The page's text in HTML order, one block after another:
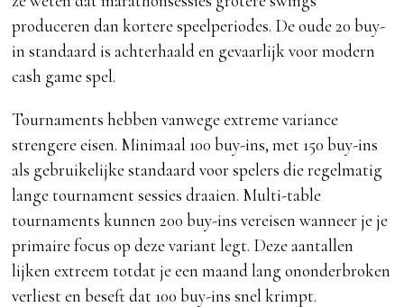
produceren dan kortere speelperiodes. De oude 20 buy-
in standaard is achterhaald en gevaarlijk voor modern
cash game spel.
Tournaments hebben vanwege extreme variance
strengere eisen. Minimaal 100 buy-ins, met 150 buy-ins
als gebruikelijke standaard voor spelers die regelmatig
lange tournament sessies draaien. Multi-table
tournaments kunnen 200 buy-ins vereisen wanneer je je
primaire focus op deze variant legt. Deze aantallen
lijken extreem totdat je een maand lang ononderbroken
verliest en beseft dat 100 buy-ins snel krimpt.